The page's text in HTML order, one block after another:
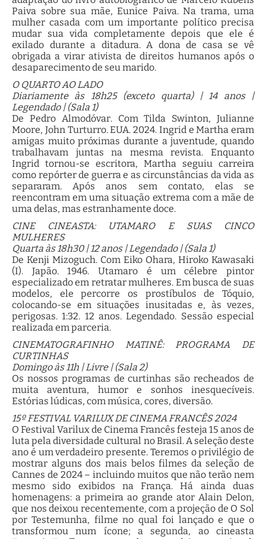
Paiva sobre sua mãe, Eunice Paiva. Na trama, uma
mulher casada com um importante político precisa
mudar sua vida completamente depois que ele é
exilado durante a ditadura. A dona de casa se vê
obrigada a virar ativista de direitos humanos após o
desaparecimento de seu marido.
O QUARTO AO LADO
Diariamente às 18h25 (exceto quarta) | 14 anos |
Legendado | (Sala 1)
De Pedro Almodóvar. Com Tilda Swinton, Julianne
Moore, John Turturro. EUA. 2024. Ingrid e Martha eram
amigas muito próximas durante a juventude, quando
trabalhavam juntas na mesma revista. Enquanto
Ingrid tornou-se escritora, Martha seguiu carreira
como repórter de guerra e as circunstâncias da vida as
separaram. Após anos sem contato, elas se
reencontram em uma situação extrema com a mãe de
uma delas, mas estranhamente doce.
CINE CINEASTA: UTAMARO E SUAS CINCO
MULHERES
Quarta às 18h30 | 12 anos | Legendado | (Sala 1)
De Kenji Mizoguch. Com Eiko Ohara, Hiroko Kawasaki
(I). Japão. 1946. Utamaro é um célebre pintor
especializado em retratar mulheres. Em busca de suas
modelos, ele percorre os prostíbulos de Tóquio,
colocando-se em situações inusitadas e, às vezes,
perigosas. 1:32. 12 anos. Legendado. Sessão especial
realizada em parceria.
CINEMATOGRAFINHO MATINÊ: PROGRAMA DE
CURTINHAS
Domingo às 11h | Livre | (Sala 2)
Os nossos programas de curtinhas são recheados de
muita aventura, humor e sonhos inesquecíveis.
Estórias lúdicas, com música, cores, diversão.
15º FESTIVAL VARILUX DE CINEMA FRANCÊS 2024
O Festival Varilux de Cinema Francês festeja 15 anos de
luta pela diversidade cultural no Brasil. A seleção deste
ano é um verdadeiro presente. Teremos o privilégio de
mostrar alguns dos mais belos filmes da seleção de
Cannes de 2024 – incluindo muitos que não terão nem
mesmo sido exibidos na França. Há ainda duas
homenagens: a primeira ao grande ator Alain Delon,
que nos deixou recentemente, com a projeção de O Sol
por Testemunha, filme no qual foi lançado e que o
transformou num ícone; a segunda, ao cineasta